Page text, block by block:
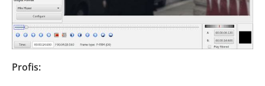
Profis: